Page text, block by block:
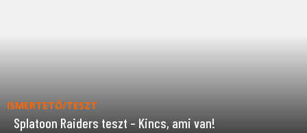
ISMERTETŐ/TESZT
Splatoon Raiders teszt – Kincs, ami van!